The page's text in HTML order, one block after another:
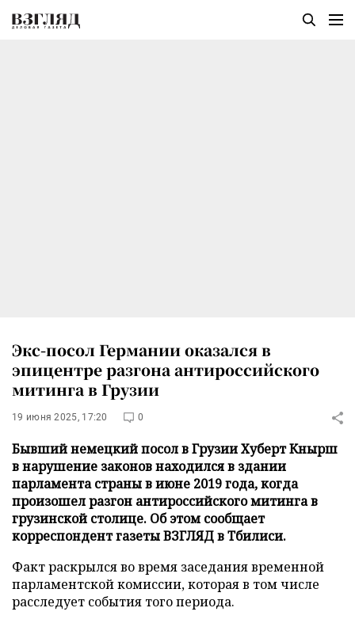
Экс-посол Германии оказался в
эпицентре разгона антироссийского
митинга в Грузии
19 июня 2025, 17:20 0
Бывший немецкий посол в Грузии Хуберт Кнырш
в нарушение законов находился в здании
парламента страны в июне 2019 года, когда
произошел разгон антироссийского митинга в
грузинской столице. Об этом сообщает
корреспондент газеты ВЗГЛЯД в Тбилиси.
Факт раскрылся во время заседания временной
парламентской комиссии, которая в том числе
расследует события того периода.